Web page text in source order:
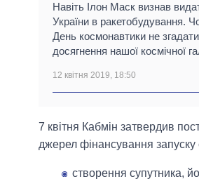
Навіть Ілон Маск визнав
України в ракетобудування.
День космонавтики не
досягнення нашої космічної
12 квітня 2019, 18:50
7 квітня Кабмін затвердив
джерел фінансування запуску
створення супутника,